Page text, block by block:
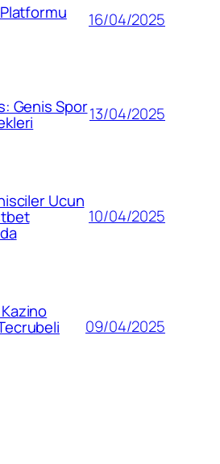
16/04/2025
Genis Spor13/04/2025
Ucun
10/04/2025
09/04/2025